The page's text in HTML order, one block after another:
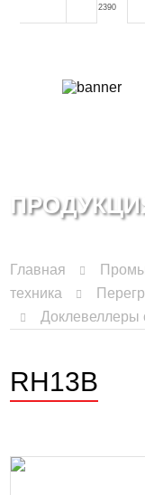
2390
Главная
техника
Доклевеллеры
RH13B